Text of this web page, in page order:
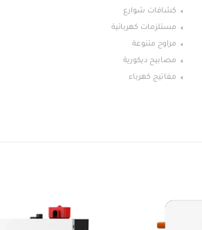
كشافات شوارع
مستلزمات كهربائية
مراوح متنوعة
مصابيح ديكورية
مفاتيج كهرباء